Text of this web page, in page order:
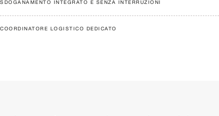
SDOGANAMENTO INTEGRATO E SENZA INTERRUZIONI
COORDINATORE LOGISTICO DEDICATO